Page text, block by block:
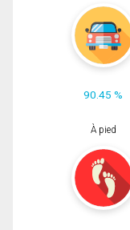
90.45 %
À pied